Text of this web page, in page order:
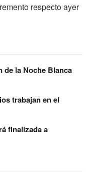
respecto ayer
de la Noche Blanca
trabajan en el
finalizada a